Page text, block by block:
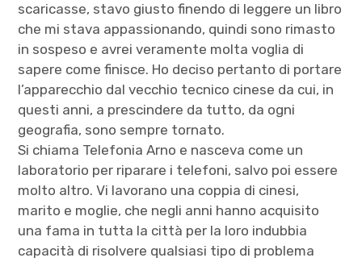
scaricasse, stavo giusto finendo di leggere un libro
che mi stava appassionando, quindi sono rimasto
in sospeso e avrei veramente molta voglia di
sapere come finisce. Ho deciso pertanto di portare
l’apparecchio dal vecchio tecnico cinese da cui, in
questi anni, a prescindere da tutto, da ogni
geografia, sono sempre tornato.
Si chiama Telefonia Arno e nasceva come un
laboratorio per riparare i telefoni, salvo poi essere
molto altro. Vi lavorano una coppia di cinesi,
marito e moglie, che negli anni hanno acquisito
una fama in tutta la città per la loro indubbia
capacità di risolvere qualsiasi tipo di problema